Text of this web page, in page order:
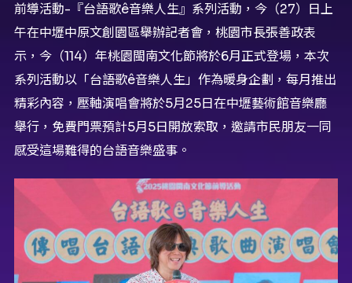
前導活動-『台語歌ê音樂人生』系列活動，今（27）日上
午在中壢中原文創園區舉辦記者會，桃園市長張善政表
示，今（114）年桃園閩南文化節將於6月正式登場，本次
系列活動以「台語歌ê音樂人生」作為暖身企劃，每月推出
精彩內容，壓軸演唱會將於5月25日在中壢藝術館音樂廳
舉行，免費門票預計5月5日開放索取，邀請市民朋友一同
感受這場難得的台語音樂盛事。